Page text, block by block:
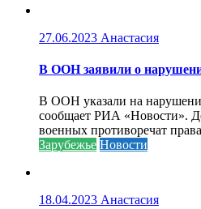
27.06.2023 Анастасия
В ООН заявили о
В ООН указали на
сообщает РИА «Новости».
военных противоречат
Зарубежье Новости
18.04.2023 Анастасия